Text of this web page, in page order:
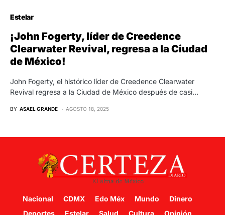
Estelar
¡John Fogerty, líder de Creedence
Clearwater Revival, regresa a la Ciudad
de México!
John Fogerty, el histórico líder de Creedence Clearwater
Revival regresa a la Ciudad de México después de casi…
BY ASAEL GRANDE AGOSTO 18, 2025
Nacional CDMX Edo Méx Mundo
Dinero
Deportes
Estelar Salud Cultura Opinión